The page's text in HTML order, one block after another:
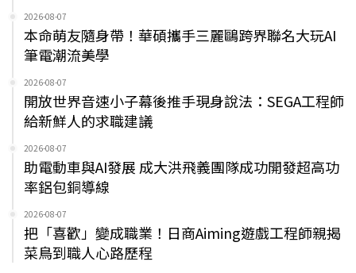
2026-08-07
本命萌友隨身帶！華碩攜手三麗鷗跨界聯名大玩AI
筆電潮流美學
2026-08-07
開放世界音速小子幕後推手現身說法：SEGA工程師
給新鮮人的求職建議
2026-08-07
助電動車與AI發展 成大洪飛義團隊成功開發超高功
率鋁包銅導線
2026-08-07
把「喜歡」變成職業！日商Aiming遊戲工程師親揭
菜鳥到職人心路歷程